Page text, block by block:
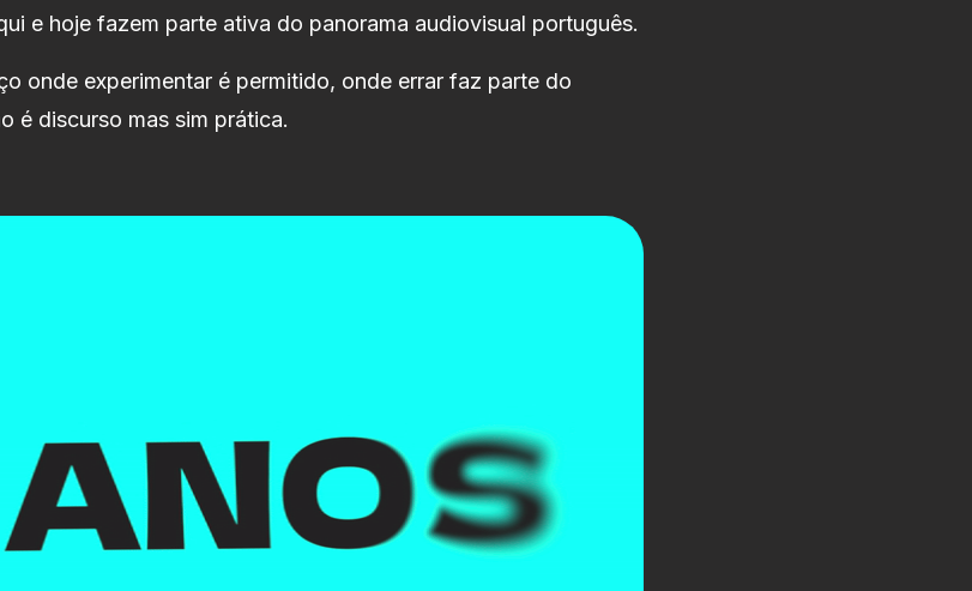
e hoje fazem parte ativa do panorama audiovisual português.
onde experimentar é permitido, onde errar faz parte do
é discurso mas sim prática.